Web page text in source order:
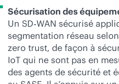
Sécurisation des
Un SD‑WAN sécurisé
segmentation réseau
zero trust, de façon à
IoT qui ne sont pas en
des agents de sécurité et